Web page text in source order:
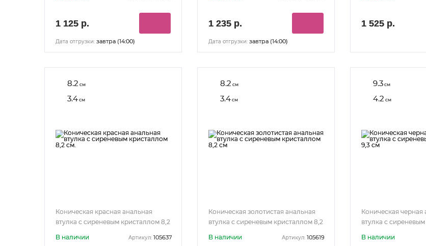
1 125 р.
Дата отгрузки: завтра (14:00)
1 235 р.
Дата отгрузки: завтра (14:00)
1 525 р.
8.2 см
3.4см
Коническая красная анальная
втулка с сиреневым кристаллом 8,2
В наличии Артикул: 105637
8.2 см
3.4см
Коническая золотистая анальная
втулка с сиреневым кристаллом 8,2
В наличии Артикул: 105619
9.3см
4.2 см
Коническая черная
втулка с
В наличии